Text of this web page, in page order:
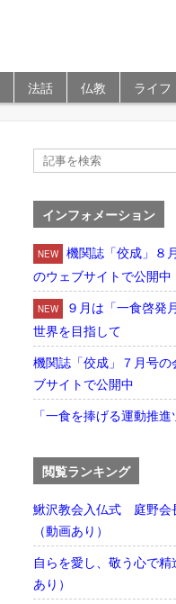
法話 仏教 ライフ
インフォメーション
NEW
機関誌「佼成」８
のウェブサイトで公開中
NEW
９月は「一食啓
世界を目指して
機関誌「佼成」７月号の
ブサイトで公開中
「一食を捧げる運動推
閲覧ランキング
鰍沢教会入仏式 庭野
（動画あり）
自らを愛し、敬う心で
あり）